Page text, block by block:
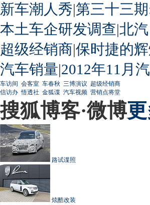
新车潮人秀|第三十三
本土车企研发调查|北汽
超级经销商|保时捷的
汽车销量|2012年11月
车访间 会客室 车春秋 三博演议 超级经销商
信访办 悟透社 金狐谍 汽车视频 营销点将堂
搜狐博客·微博
路试谍照
炫酷改装